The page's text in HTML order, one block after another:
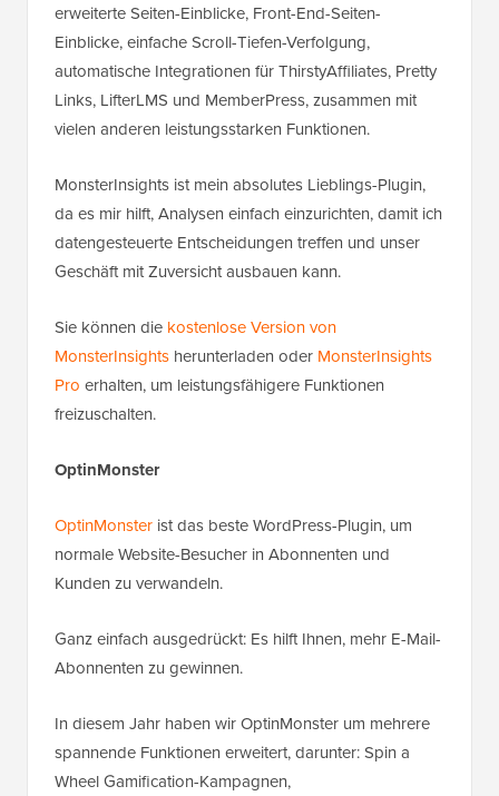
erweiterte Seiten-Einblicke, Front-End-Seiten-
Einblicke, einfache Scroll-Tiefen-Verfolgung,
automatische Integrationen für ThirstyAffiliates, Pretty
Links, LifterLMS und MemberPress, zusammen mit
vielen anderen leistungsstarken Funktionen.
MonsterInsights ist mein absolutes Lieblings-Plugin,
da es mir hilft, Analysen einfach einzurichten, damit ich
datengesteuerte Entscheidungen treffen und unser
Geschäft mit Zuversicht ausbauen kann.
Sie können die kostenlose Version von
MonsterInsights herunterladen oder MonsterInsights
Pro erhalten, um leistungsfähigere Funktionen
freizuschalten.
OptinMonster
OptinMonster ist das beste WordPress-Plugin, um
normale Website-Besucher in Abonnenten und
Kunden zu verwandeln.
Ganz einfach ausgedrückt: Es hilft Ihnen, mehr E-Mail-
Abonnenten zu gewinnen.
In diesem Jahr haben wir OptinMonster um mehrere
spannende Funktionen erweitert, darunter: Spin a
Wheel Gamification-Kampagnen,